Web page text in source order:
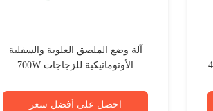
آلة وضع الملصق العلوية والسفلية
الأوتوماتيكية للزجاجات 700W
احصل على أفضل سعر